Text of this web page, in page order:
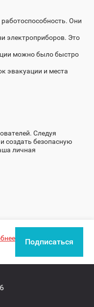
Они
электроприборов. Это
можно было быстро
эвакуации и места
Следуя
создать безопасную
личная
Подписаться